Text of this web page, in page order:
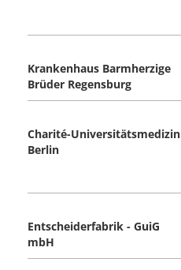
Krankenhaus Barmherzige
Brüder Regensburg
Charité-Universitätsmedizin
Berlin
Entscheiderfabrik - GuiG
mbH